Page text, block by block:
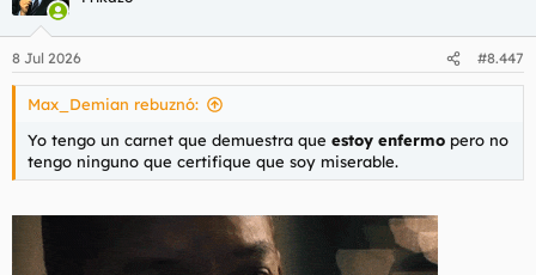
8 Jul 2026 #8.447
Max_Demian rebuznó:
Yo tengo un carnet que demuestra que estoy enfermo pero no
tengo ninguno que certifique que soy miserable.